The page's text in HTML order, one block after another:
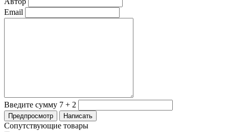
Email
Введите сумму 7 + 2
Сопутствующие товары